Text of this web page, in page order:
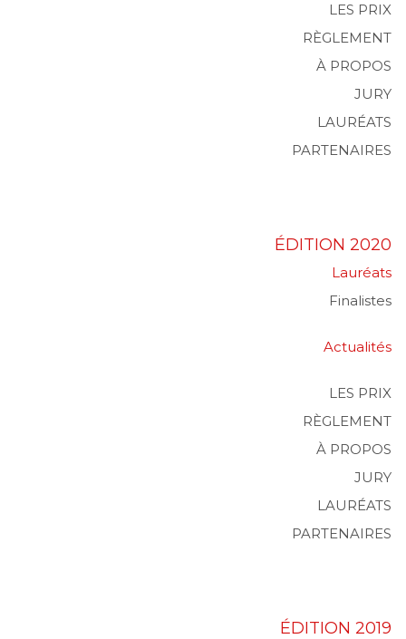
LES PRIX
RÈGLEMENT
À PROPOS
JURY
LAURÉATS
PARTENAIRES
ÉDITION 2020
Lauréats
Finalistes
Actualités
LES PRIX
RÈGLEMENT
À PROPOS
JURY
LAURÉATS
PARTENAIRES
ÉDITION 2019